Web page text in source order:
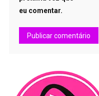
eu comentar.